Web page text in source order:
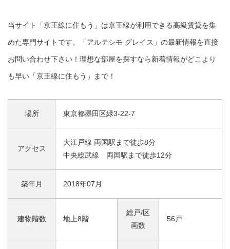
当サイト「京王線に住もう」は京王線が利用できる高級賃貸を集
めた専門サイトです。「アルテシモ グレイス」の最新情報を直接
お問い合わせ下さい！理想な部屋を探すなら新着情報がどこより
も早い「京王線に住もう」まで！
場所 東京都墨田区緑3-22-7
アクセス
大江戸線 両国駅まで徒歩8分
中央総武線 両国駅まで徒歩12分
築年月 2018年07月
建物階数 地上8階
総戸/区
画数
56戸